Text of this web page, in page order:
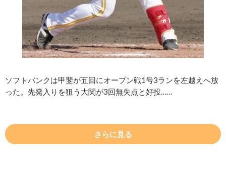
ソフトバンクは甲斐が五回にオープン戦1号3ランを左越えへ放
った。先発入りを狙う大関が3回無失点と好投……
さらに見る